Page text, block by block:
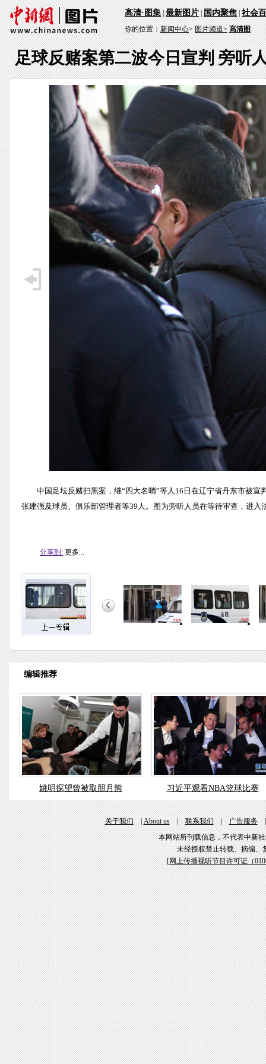
高清·图集|最新图片|国内聚焦|社会
你的位置：新闻中心>图片频道> 高清图
足球反赌案第二波今日宣判 旁听
中国足坛反赌扫黑案，继“四大名哨”等人16日在辽宁省丹东市被
张建强及球员、俱乐部管理者等39人。图为旁听人员在等待审查，进入
分享到: 更多...
编辑推荐
姚明探望曾被取胆月熊 习近平观看NBA篮球比赛
关于我们|About us|联系我们|广告服务
本网站所刊载信息，不代表中新
未经授权禁止转载、摘编、
[网上传播视听节目许可证（